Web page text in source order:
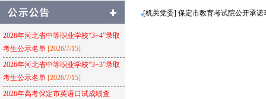
2026年河北省中等职业学校“3+4”录取
考生公示名单 [2026/7/15]
2026年河北省中等职业学校“3+3”录取
考生公示名单 [2026/7/15]
2026年高考保定市英语口试成绩查
[机关党委] 保定市教育考试院公开承诺